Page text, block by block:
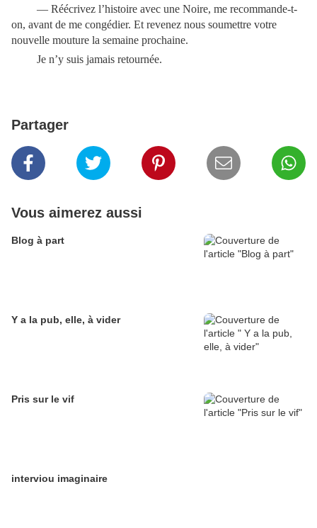
— Réécrivez l’histoire avec une Noire, me recommande-t-
on, avant de me congédier. Et revenez nous soumettre votre
nouvelle mouture la semaine prochaine.
Je n’y suis jamais retournée.
Partager
Vous aimerez aussi
Blog à part
Y a la pub, elle, à vider
Pris sur le vif
interviou imaginaire